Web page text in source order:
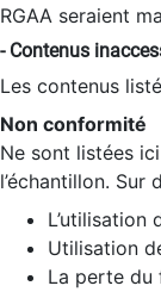
RGAA seraient
- Contenus
Les contenus
Non conformité
Ne sont listées
l’échantillon.
L’utilisation
Utilisation
La perte du